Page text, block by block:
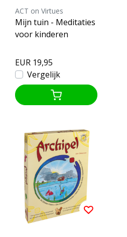
ACT on Virtues
Mijn tuin - Meditaties
voor kinderen
EUR 19,95
Vergelijk